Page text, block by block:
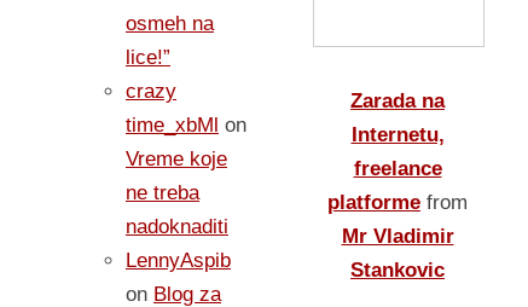
osmeh na
lice!”
crazy
time_xbMl on
Vreme koje
ne treba
nadoknaditi
LennyAspib
on Blog za
Zarada na
Internetu,
freelance
platforme from
Mr Vladimir
Stankovic